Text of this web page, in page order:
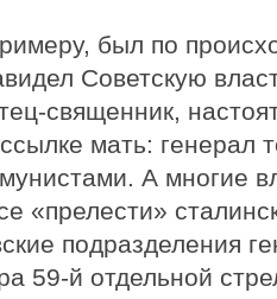
был по
Советскую
священник,
мать: генерал
А многие
«прелести»
подразделения
59-й отдельной